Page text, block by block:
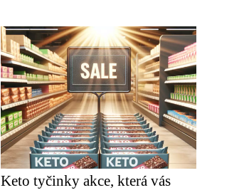
Keto tyčinky akce, která vás